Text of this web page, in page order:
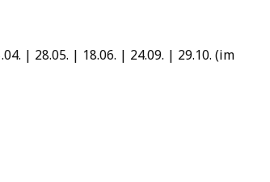
| 28.05. | 18.06. | 24.09. | 29.10. (im